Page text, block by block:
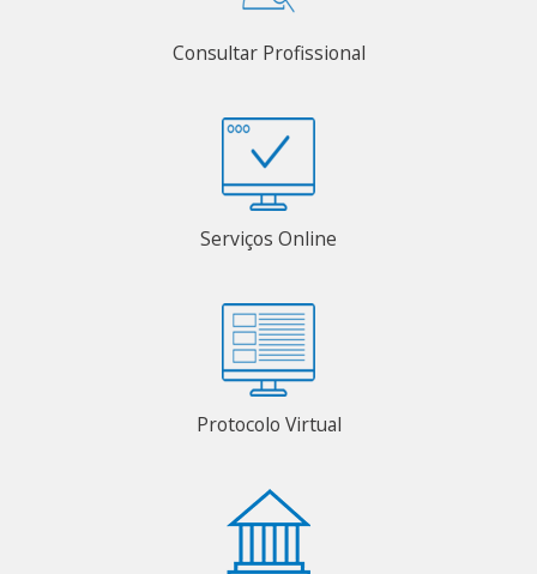
Consultar Profissional
Serviços Online
Protocolo Virtual